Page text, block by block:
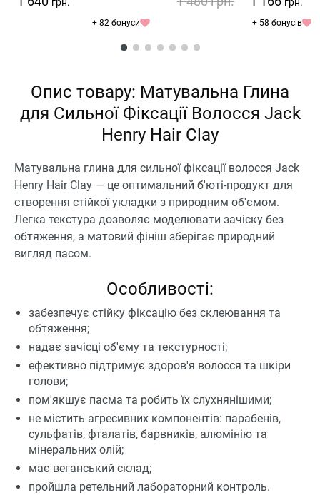
+ 82 бонуси + 58 бонусів
Опис товару: Матувальна Глина
для Сильної Фіксації Волосся Jack
Henry Hair Clay
Матувальна глина для сильної фіксації волосся Jack
Henry Hair Clay — це оптимальний б'юті-продукт для
створення стійкої укладки з природним об'ємом.
Легка текстура дозволяє моделювати зачіску без
обтяження, а матовий фініш зберігає природний
вигляд пасом.
Особливості:
забезпечує стійку фіксацію без склеювання та
обтяження;
надає зачісці об'єму та текстурності;
ефективно підтримує здоров'я волосся та шкіри
голови;
пом'якшує пасма та робить їх слухнянішими;
не містить агресивних компонентів: парабенів,
сульфатів, фталатів, барвників, алюмінію та
мінеральних олій;
має веганський склад;
пройшла ретельний лабораторний контроль.